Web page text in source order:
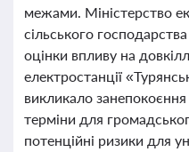
межами. Міністерство
сільського
оцінки впливу на
електростанції
викликало
терміни для
потенційні ризики для